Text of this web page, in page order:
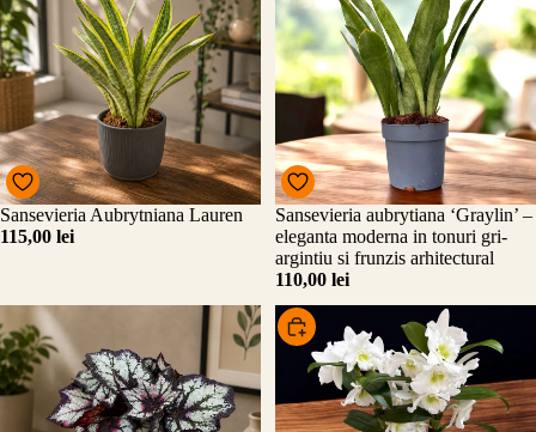
Adăugați
Sansevieria Aubrytniana Lauren
115,00 lei
Sansevieria aubrytiana ‘Graylin’ –
eleganta moderna in tonuri gri-
argintiu si frunzis arhitectural
110,00 lei
Alege